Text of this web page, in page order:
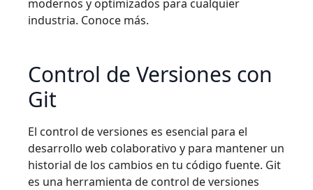
modernos y optimizados para cualquier
industria. Conoce más.
Control de Versiones con
Git
El control de versiones es esencial para el
desarrollo web colaborativo y para mantener un
historial de los cambios en tu código fuente. Git
es una herramienta de control de versiones